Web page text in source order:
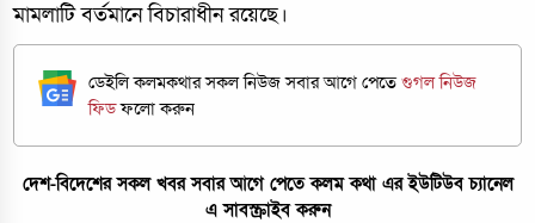
মামলাটি বর্তমানে বিচারাধীন রয়েছে।
ডেইলি কলমকথার সকল নিউজ সবার আগে পেতেগুগল নিউজ
ফিডফলো করুন
দেশ-বিদেশের সকল খবর সবার আগে পেতে কলম কথা এর ইউটিউব চ্যানেল
এ সাবস্ক্রাইব করুন